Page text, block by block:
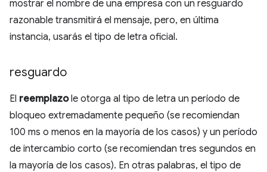
mostrar el nombre de una empresa con un resguardo
razonable transmitirá el mensaje, pero, en última
instancia, usarás el tipo de letra oficial.
resguardo
El reemplazole otorga al tipo de letra un período de
bloqueo extremadamente pequeño (se recomiendan
100 ms o menos en la mayoría de los casos) y un período
de intercambio corto (se recomiendan tres segundos en
la mayoría de los casos). En otras palabras, el tipo de